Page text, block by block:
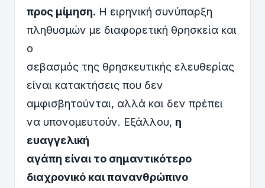
προς μίμηση. Η ειρηνική συνύπαρξη
πληθυσμών με διαφορετική θρησκεία και
ο
σεβασμός της θρησκευτικής ελευθερίας
είναι κατακτήσεις που δεν
αμφισβητούνται, αλλά και δεν πρέπει
να υπονομευτούν. Εξάλλου, η
ευαγγελική
αγάπη είναι το σημαντικότερο
διαχρονικό και πανανθρώπινο